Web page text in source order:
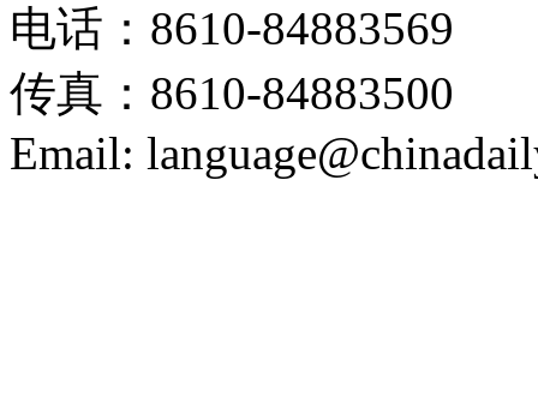
电话：8610-84883569
传真：8610-84883500
Email: